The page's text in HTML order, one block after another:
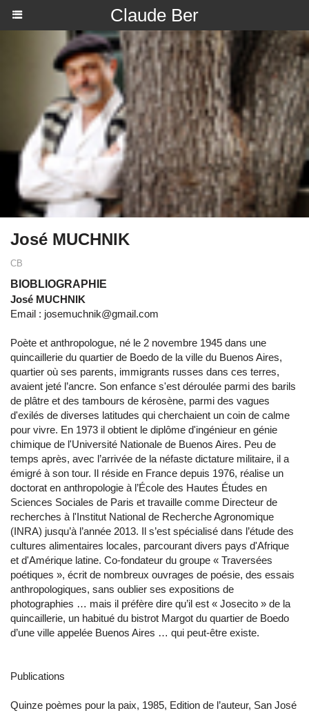
Claude Ber
José MUCHNIK
CB
BIOBLIOGRAPHIE
José MUCHNIK
Email : josemuchnik@gmail.com
Poète et anthropologue, né le 2 novembre 1945 dans une
quincaillerie du quartier de Boedo de la ville du Buenos Aires,
quartier où ses parents, immigrants russes dans ces terres,
avaient jeté l’ancre. Son enfance s'est déroulée parmi des barils
de plâtre et des tambours de kérosène, parmi des vagues
d'exilés de diverses latitudes qui cherchaient un coin de calme
pour vivre. En 1973 il obtient le diplôme d'ingénieur en génie
chimique de l'Université Nationale de Buenos Aires. Peu de
temps après, avec l’arrivée de la néfaste dictature militaire, il a
émigré à son tour. Il réside en France depuis 1976, réalise un
doctorat en anthropologie à l’École des Hautes Études en
Sciences Sociales de Paris et travaille comme Directeur de
recherches à l'Institut National de Recherche Agronomique
(INRA) jusqu’à l’année 2013. Il s’est spécialisé dans l’étude des
cultures alimentaires locales, parcourant divers pays d'Afrique
et d'Amérique latine. Co-fondateur du groupe « Traversées
poétiques », écrit de nombreux ouvrages de poésie, des essais
anthropologiques, sans oublier ses expositions de
photographies … mais il préfère dire qu’il est « Josecito » de la
quincaillerie, un habitué du bistrot Margot du quartier de Boedo
d’une ville appelée Buenos Aires … qui peut-être existe.
Publications
Quinze poèmes pour la paix, 1985, Edition de l’auteur, San José